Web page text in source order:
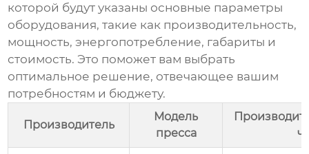
которой будут указаны основные параметры
оборудования, такие как производительность,
мощность, энергопотребление, габариты и
стоимость. Это поможет вам выбрать
оптимальное решение, отвечающее вашим
потребностям и бюджету.
Производитель
Модель
пресса